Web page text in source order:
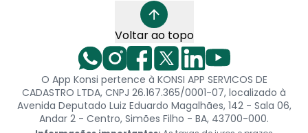
Voltar ao topo
O App Konsi pertence à KONSI APP SERVICOS DE
CADASTRO LTDA, CNPJ 26.167.365/0001-07, localizado à
Avenida Deputado Luiz Eduardo Magalhães, 142 - Sala 06,
Andar 2 - Centro, Simões Filho - BA, 43700-000.